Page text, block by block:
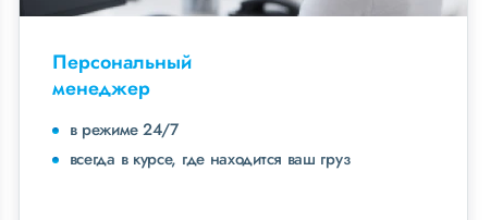
Персональный
менеджер
в режиме 24/7
всегда в курсе, где находится ваш груз